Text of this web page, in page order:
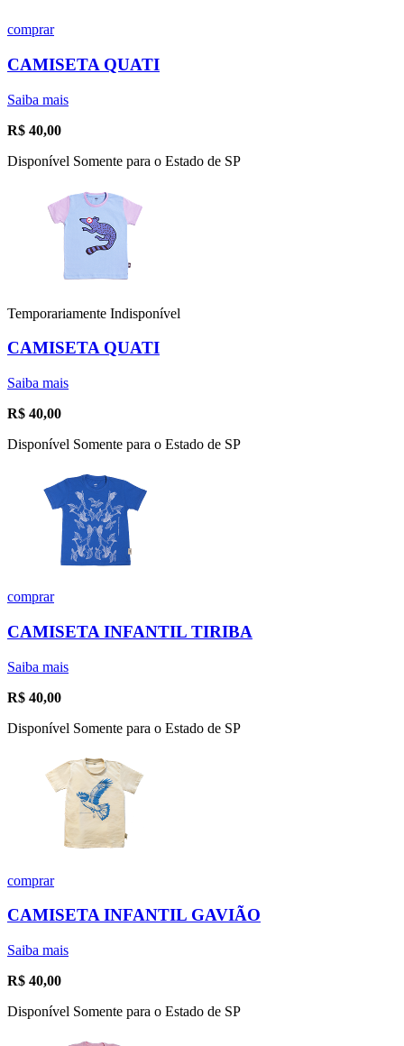
comprar
CAMISETA QUATI
Saiba mais
R$ 40,00
Disponível Somente para o Estado de SP
Temporariamente Indisponível
CAMISETA QUATI
Saiba mais
R$ 40,00
Disponível Somente para o Estado de SP
comprar
CAMISETA INFANTIL TIRIBA
Saiba mais
R$ 40,00
Disponível Somente para o Estado de SP
comprar
CAMISETA INFANTIL GAVIÃO
Saiba mais
R$ 40,00
Disponível Somente para o Estado de SP